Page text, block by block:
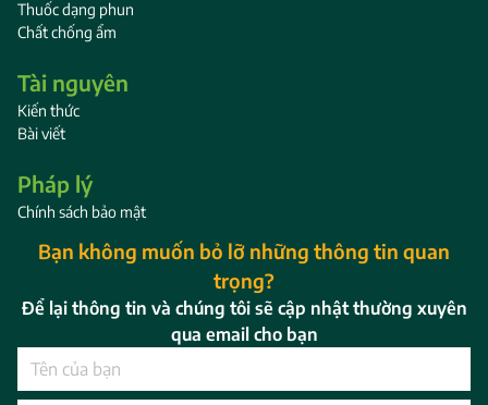
Thuốc dạng phun
Chất chống ẩm
Tài nguyên
Kiến thức
Bài viết
Pháp lý
Chính sách bảo mật
Bạn không muốn bỏ lỡ những thông tin quan
trọng?
Để lại thông tin và chúng tôi sẽ cập nhật thường xuyên
qua email cho bạn